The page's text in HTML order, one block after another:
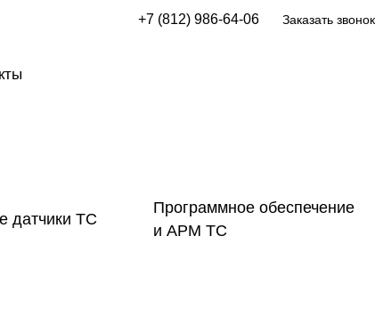
+7 (812) 986-64-06 Заказать звонок
датчики ТС
Программное обеспечение
и АРМ ТС